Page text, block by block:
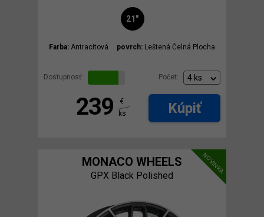
21"
Farba: Antracitová povrch: Leštená Čelná Plocha
Dostupnosť: Počet:
239
€
ks
Kúpiť
NOVINKA
MONACO WHEELS
GPX Black Polished